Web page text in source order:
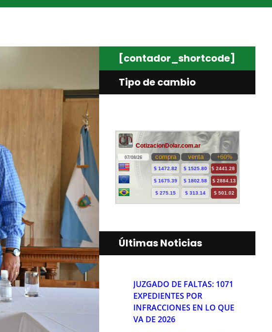
[contador_shortcode]
Tipo de cambio
Últimas Noticias
JUZGADO DE FALTAS: 1071
EXPEDIENTES POR
INFRACCIONES EN LO QUE
VA DE 2026